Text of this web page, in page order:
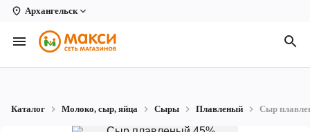
Архангельск
Вологда
Архангельск
Каталог Молоко, сыр, яйца Сыры Плавленый Сыр